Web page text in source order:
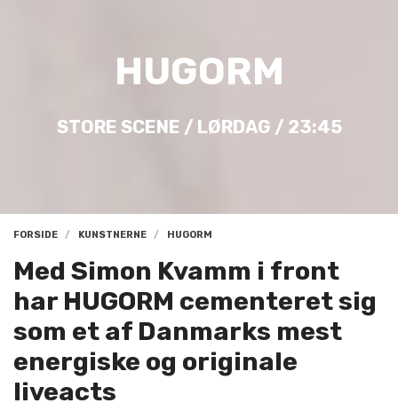
HUGORM
STORE SCENE / LØRDAG / 23:45
FORSIDE KUNSTNERNE HUGORM
Med Simon Kvamm i front
har HUGORM cementeret sig
som et af Danmarks mest
energiske og originale
liveacts